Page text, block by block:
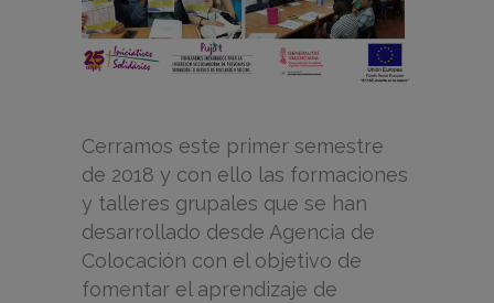
Cerramos este primer semestre
de 2018 y con ello las formaciones
y talleres grupales que se han
desarrollado desde Agencia de
Colocación con el objetivo de
fomentar el aprendizaje de